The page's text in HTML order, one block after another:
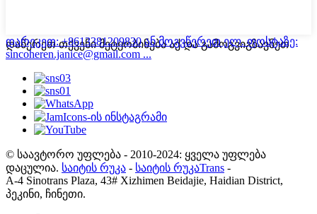
დაწერეთ თქვენი შეტყობინება აქ და გამოგვიგზავნეთ
დარეკეთ: +8613381209830 ან მოგვწერეთ ელ. ფოსტაზე:
sincoheren.janice@gmail.com ...
© საავტორო უფლება - 2010-2024: ყველა უფლება
დაცულია. საიტის რუკა - საიტის რუკაTrans -
A-4 Sinotrans Plaza, 43# Xizhimen Beidajie, Haidian District,
პეკინი, ჩინეთი.